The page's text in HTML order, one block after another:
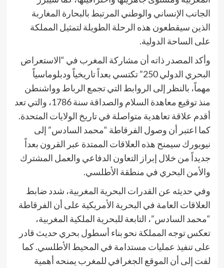
الجانب الإنساني والوطني المرتبط بالبحارة المغاربة
الذين سيقطعون هذه الرحلة الطويلة لتمثيل المملكة
على الساحة الدولية.
وأكد المصدر ذاته أن مشاركة المغرب في “الاستعراض
البحري الدولي 250” تكتسي بعداً تاريخياً ودبلوماسياً
مهماً، بالنظر إلى الروابط التي تجمع الرباط وواشنطن
منذ توقيع معاهدة السلام والصداقة سنة 1786، والتي تعد
أقدم علاقة تعاهدية متواصلة في تاريخ الولايات المتحدة.
كما اعتبر أن وصول الفرقاطة “محمد السادس” إلى
نيويورك سيمنح هذه العلاقات الممتدة عبر القرون بعداً
جديداً من خلال إبراز التعاون الدفاعي والعمل المشترك
والأمن البحري في منطقة الأطلسي.
وفي حديثه عن القدرات البحرية المغربية، شدد ضابط
العلاقات العامة في البحرية الأمريكية على أن الفرقاطة
“محمد السادس”، التابعة للبحرية الملكية المغربية،
تعكس توجه المملكة نحو بناء أسطول بحري حديث قادر
على تنفيذ عمليات مستدامة في المحيط الأطلسي. كما
لفت إلى أن الموقع الجغرافي للمغرب يمنحه أهمية